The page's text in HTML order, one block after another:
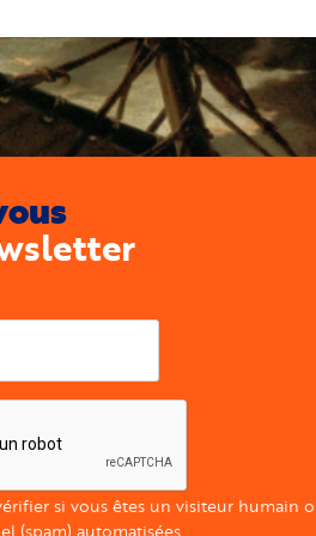
si vous êtes un visiteur humain
(spam) automatisées.